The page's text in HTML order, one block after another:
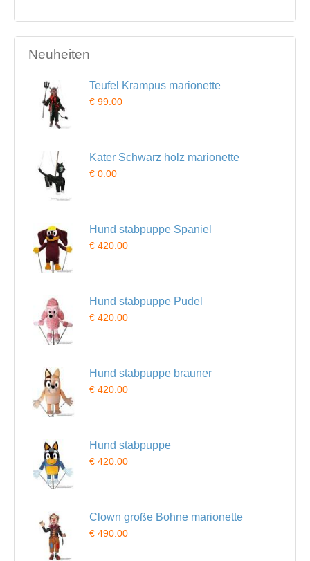
Neuheiten
Teufel Krampus marionette
€ 99.00
Kater Schwarz holz marionette
€ 0.00
Hund stabpuppe Spaniel
€ 420.00
Hund stabpuppe Pudel
€ 420.00
Hund stabpuppe brauner
€ 420.00
Hund stabpuppe
€ 420.00
Clown große Bohne marionette
€ 490.00